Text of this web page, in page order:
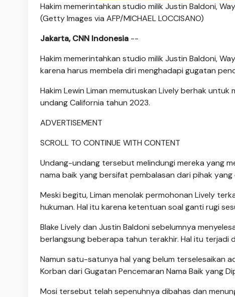
Hakim memerintahkan studio milik Justin Baldoni,
(Getty Images via AFP/MICHAEL LOCCISANO)
Jakarta, CNN Indonesia --
Hakim memerintahkan studio milik Justin Baldoni,
karena harus membela diri menghadapi gugatan
Hakim Lewin Liman memutuskan Lively berhak
undang California tahun 2023.
ADVERTISEMENT
SCROLL TO CONTINUE WITH CONTENT
Undang-undang tersebut melindungi mereka yang
nama baik yang bersifat pembalasan dari pihak
Meski begitu, Liman menolak permohonan Lively
hukuman. Hal itu karena ketentuan soal ganti rugi
Blake Lively dan Justin Baldoni sebelumnya
berlangsung beberapa tahun terakhir. Hal itu terjadi
Namun satu-satunya hal yang belum terselesaikan
Korban dari Gugatan Pencemaran Nama Baik yang
Mosi tersebut telah sepenuhnya dibahas dan